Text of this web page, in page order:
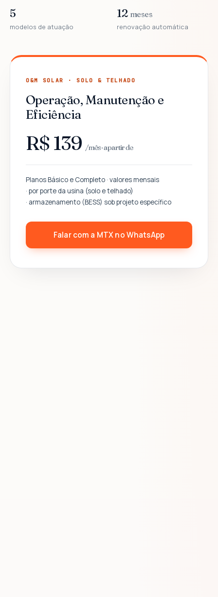
5
modelos de atuação
12 meses
renovação automática
O&M SOLAR · SOLO & TELHADO
Operação, Manutenção e
Eficiência
R$ 139 /mês · a partir de
Planos Básico e Completo · valores mensais
· por porte da usina (solo e telhado)
· armazenamento (BESS) sob projeto específico
Falar com a MTX no WhatsApp